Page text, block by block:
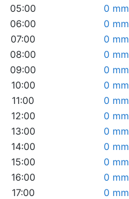
05:00
0 mm
06:00
0 mm
07:00
0 mm
08:00
0 mm
09:00
0 mm
10:00
0 mm
11:00
0 mm
12:00
0 mm
13:00
0 mm
14:00
0 mm
15:00
0 mm
16:00
0 mm
17:00
0 mm